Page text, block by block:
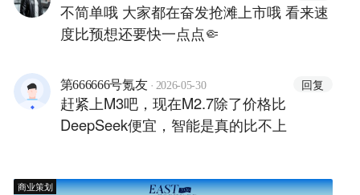
不简单哦 大家都在奋发抢滩上市哦 看来速
度比预想还要快一点点🤏
第666666号氪友 · 2026-05-30 回复
赶紧上M3吧，现在M2.7除了价格比
DeepSeek便宜，智能是真的比不上
商业策划